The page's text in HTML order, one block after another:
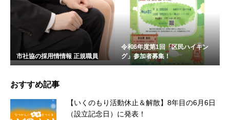
市社協の採用情情報 正規職員
令和6年度第1回「区民ハイキン
グ」参加者募集！
おすすめ記事
【いくのもり活動休止＆解散】8年目の6月6日
（設立記念日）に発表！